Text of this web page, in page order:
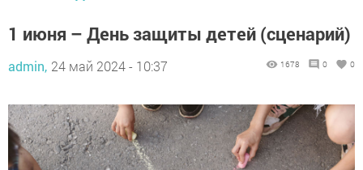
1 июня – День защиты детей (сценарий)
admin, 24 май 2024 - 10:37 1678 0 0